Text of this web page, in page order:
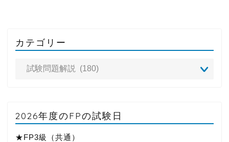
カテゴリー
2026年度のFPの試験日
★FP3級（共通）